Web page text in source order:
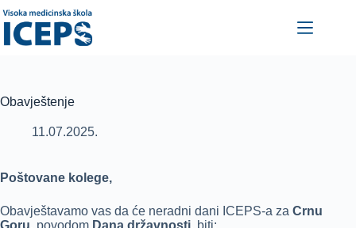
to
content
Obavještenje
11.07.2025.
Poštovane kolege,
Obavještavamo vas da će neradni dani ICEPS-a za Crnu
Goru, povodom Dana državnosti, biti: